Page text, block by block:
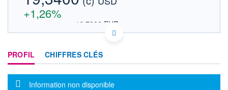
+1,26%
16,7388 EUR
INDICE DE RÉFÉRENCE NASDAQ COMPOSITE
DONNÉES TEMPS DIFFÉRÉ
Politique d'exécution
PROFIL CHIFFRES CLÉS
Message d'information
Information non disponible